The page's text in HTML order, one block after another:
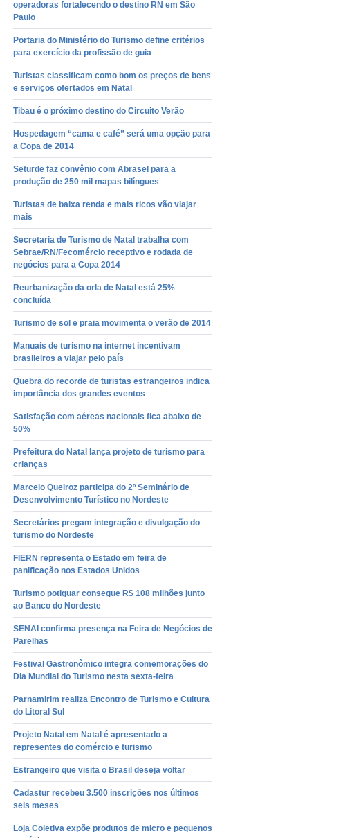
operadoras fortalecendo o destino RN em São
Paulo
Portaria do Ministério do Turismo define critérios
para exercício da profissão de guia
Turistas classificam como bom os preços de bens
e serviços ofertados em Natal
Tibau é o próximo destino do Circuito Verão
Hospedagem “cama e café” será uma opção para
a Copa de 2014
Seturde faz convênio com Abrasel para a
produção de 250 mil mapas bilíngues
Turistas de baixa renda e mais ricos vão viajar
mais
Secretaria de Turismo de Natal trabalha com
Sebrae/RN/Fecomércio receptivo e rodada de
negócios para a Copa 2014
Reurbanização da orla de Natal está 25%
concluída
Turismo de sol e praia movimenta o verão de 2014
Manuais de turismo na internet incentivam
brasileiros a viajar pelo país
Quebra do recorde de turistas estrangeiros indica
importância dos grandes eventos
Satisfação com aéreas nacionais fica abaixo de
50%
Prefeitura do Natal lança projeto de turismo para
crianças
Marcelo Queiroz participa do 2º Seminário de
Desenvolvimento Turístico no Nordeste
Secretários pregam integração e divulgação do
turismo do Nordeste
FIERN representa o Estado em feira de
panificação nos Estados Unidos
Turismo potiguar consegue R$ 108 milhões junto
ao Banco do Nordeste
SENAI confirma presença na Feira de Negócios de
Parelhas
Festival Gastronômico integra comemorações do
Dia Mundial do Turismo nesta sexta-feira
Parnamirim realiza Encontro de Turismo e Cultura
do Litoral Sul
Projeto Natal em Natal é apresentado a
representes do comércio e turismo
Estrangeiro que visita o Brasil deseja voltar
Cadastur recebeu 3.500 inscrições nos últimos
seis meses
Loja Coletiva expõe produtos de micro e pequenos